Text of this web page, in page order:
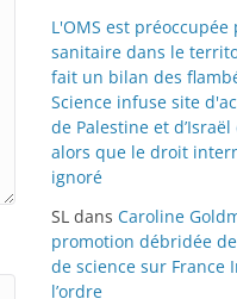
L'OMS est
sanitaire dans le
fait un bilan des
Science infuse site
de Palestine et
alors que le droit
ignoré
SL dans Caroline
promotion débridée
de science sur France
l’ordre